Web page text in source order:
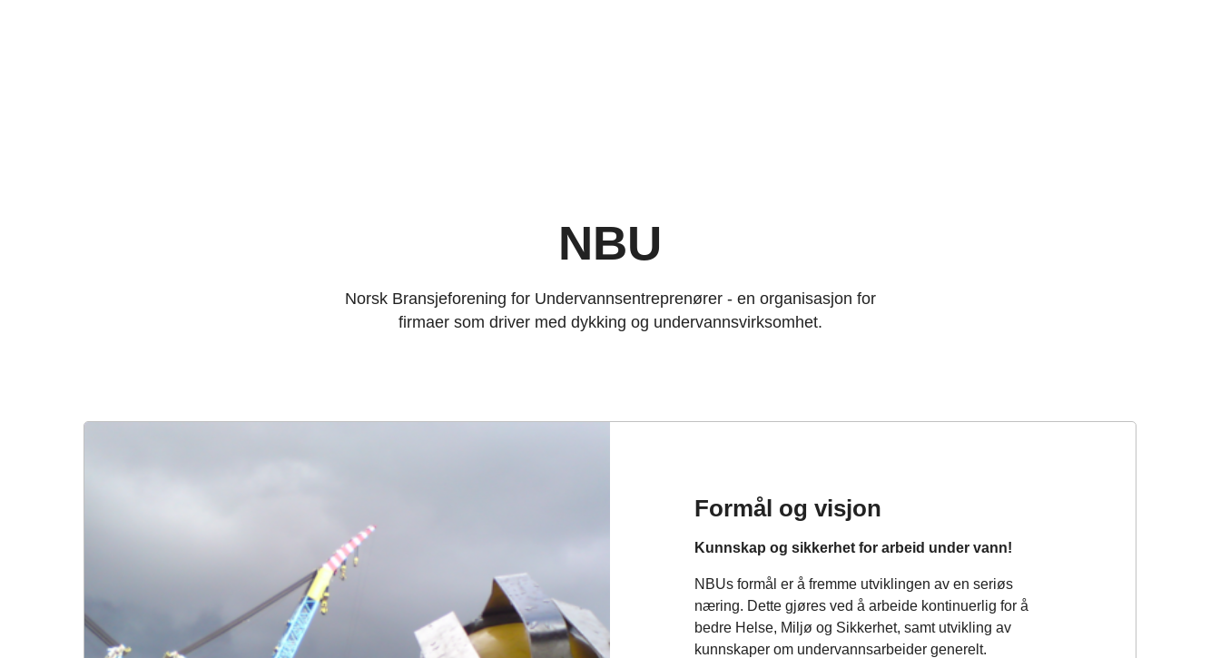
NBU
Norsk Bransjeforening for Undervannsentreprenører - en organisasjon for
firmaer som driver med dykking og undervannsvirksomhet.
Formål og visjon
Kunnskap og sikkerhet for arbeid under vann!
NBUs formål er å fremme utviklingen av en seriøs
næring. Dette gjøres ved å arbeide kontinuerlig for å
bedre Helse, Miljø og Sikkerhet, samt utvikling av
kunnskaper om undervannsarbeider generelt.